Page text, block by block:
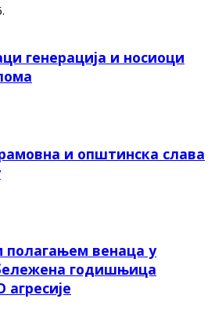
генерација и носиоци
и општинска слава
полагањем венаца у
годишњица